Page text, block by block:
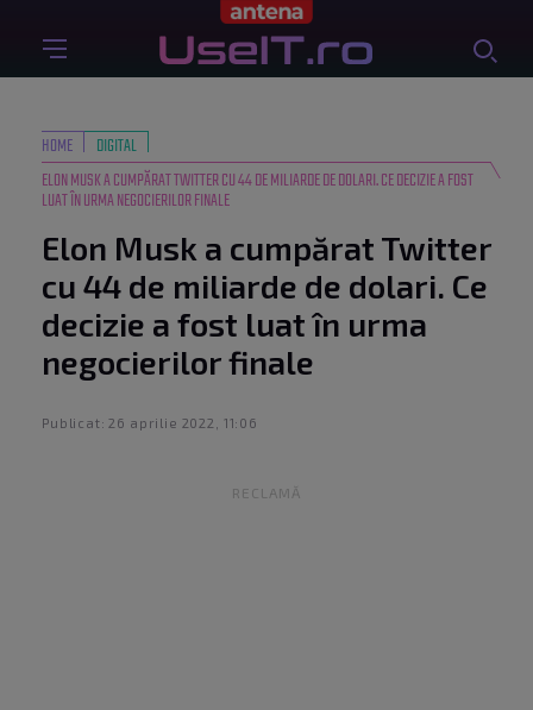
HOME
DIGITAL
ELON MUSK A CUMPĂRAT TWITTER CU 44 DE MILIARDE DE DOLARI. CE DECIZIE A FOST
LUAT ÎN URMA NEGOCIERILOR FINALE
Elon Musk a cumpărat Twitter
cu 44 de miliarde de dolari. Ce
decizie a fost luat în urma
negocierilor finale
Publicat: 26 aprilie 2022, 11:06
RECLAMĂ